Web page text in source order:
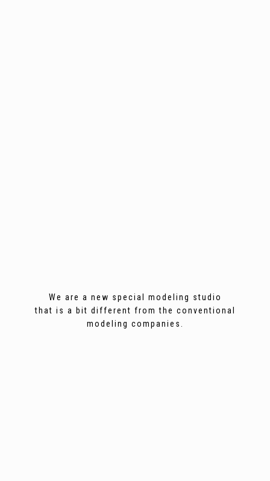
We are a new special modeling studio
that is a bit different from the conventional
modeling companies.